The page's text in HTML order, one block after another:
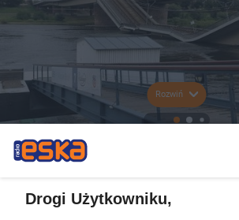
Rozwiń
Drogi Użytkowniku,